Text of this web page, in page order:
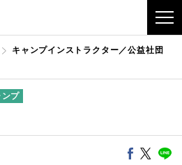
キャンプインストラクター／公益社団
プ